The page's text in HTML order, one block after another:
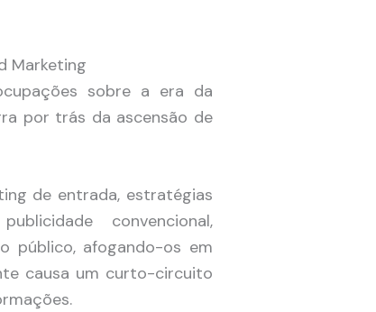
Marketing
sobre a era da
por trás da ascensão de
de entrada, estratégias
convencional,
público, afogando-os em
causa um curto-circuito